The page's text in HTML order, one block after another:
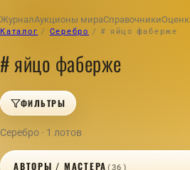
ЖурналАукционы мираСправочники
Каталог / Серебро / # яйцо фаберже
# яйцо фаберже
ФИЛЬТРЫ
Серебро · 1 лотов
АВТОРЫ / МАСТЕРА (36)